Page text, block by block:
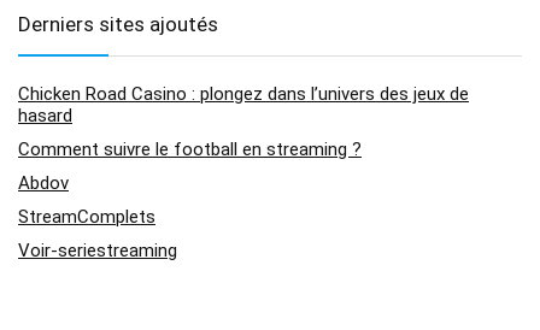
Derniers sites ajoutés
Chicken Road Casino : plongez dans l’univers des jeux de
hasard
Comment suivre le football en streaming ?
Abdov
StreamComplets
Voir-seriestreaming